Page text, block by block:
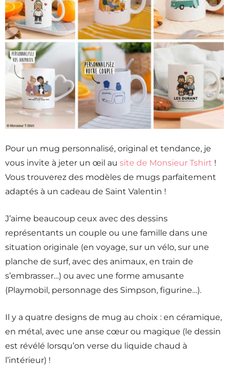
Pour un mug personnalisé, original et tendance, je
vous invite à jeter un œil au site de Monsieur Tshirt !
Vous trouverez des modèles de mugs parfaitement
adaptés à un cadeau de Saint Valentin !
J’aime beaucoup ceux avec des dessins
représentants un couple ou une famille dans une
situation originale (en voyage, sur un vélo, sur une
planche de surf, avec des animaux, en train de
s’embrasser…) ou avec une forme amusante
(Playmobil, personnage des Simpson, figurine…).
Il y a quatre designs de mug au choix : en céramique,
en métal, avec une anse cœur ou magique (le dessin
est révélé lorsqu’on verse du liquide chaud à
l’intérieur) !